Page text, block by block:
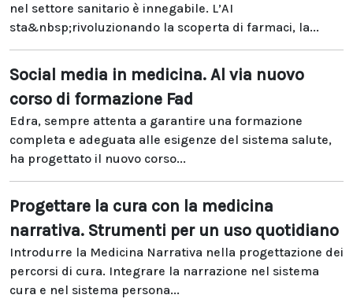
nel settore sanitario è innegabile. L’AI
sta&nbsp;rivoluzionando la scoperta di farmaci, la...
Social media in medicina. Al via nuovo
corso di formazione Fad
Edra, sempre attenta a garantire una formazione
completa e adeguata alle esigenze del sistema salute,
ha progettato il nuovo corso...
Progettare la cura con la medicina
narrativa. Strumenti per un uso quotidiano
Introdurre la Medicina Narrativa nella progettazione dei
percorsi di cura. Integrare la narrazione nel sistema
cura e nel sistema persona...